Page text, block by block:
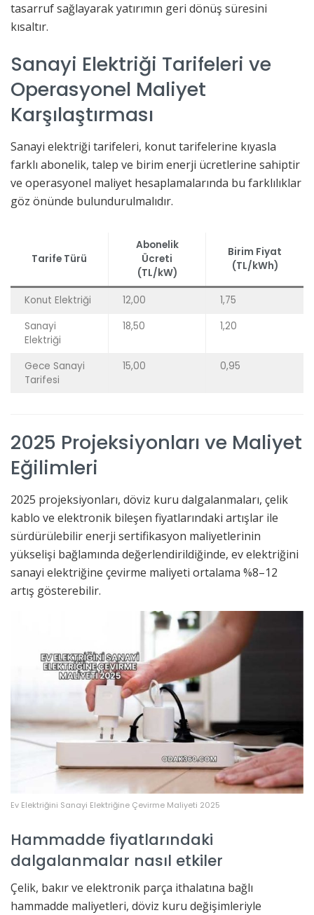
tasarruf sağlayarak yatırımın geri dönüş süresini
kısaltır.
Sanayi Elektriği Tarifeleri ve
Operasyonel Maliyet
Karşılaştırması
Sanayi elektriği tarifeleri, konut tarifelerine kıyasla
farklı abonelik, talep ve birim enerji ücretlerine sahiptir
ve operasyonel maliyet hesaplamalarında bu farklılıklar
göz önünde bulundurulmalıdır.
Tarife Türü
Abonelik
Ücreti
(TL/kW)
Birim Fiyat
(TL/kWh)
Konut Elektriği 12,00
1,75
Sanayi
Elektriği
18,50 1,20
Gece Sanayi
Tarifesi
15,00 0,95
2025 Projeksiyonları ve Maliyet
Eğilimleri
2025 projeksiyonları, döviz kuru dalgalanmaları, çelik
kablo ve elektronik bileşen fiyatlarındaki artışlar ile
sürdürülebilir enerji sertifikasyon maliyetlerinin
yükselişi bağlamında değerlendirildiğinde, ev elektriğini
sanayi elektriğine çevirme maliyeti ortalama %8–12
artış gösterebilir.
Ev Elektriğini Sanayi Elektriğine Çevirme Maliyeti 2025
Hammadde fiyatlarındaki
dalgalanmalar nasıl etkiler
Çelik, bakır ve elektronik parça ithalatına bağlı
hammadde maliyetleri, döviz kuru değişimleriyle